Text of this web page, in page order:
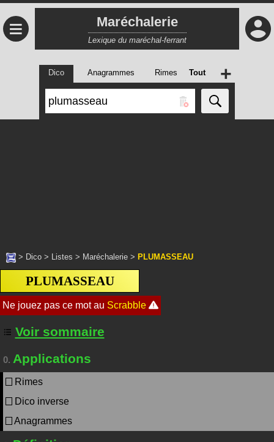
≡ Maréchalerie
Lexique du maréchal-ferrant
Dico Anagrammes Rimes Tout +
> Dico > Listes > Maréchalerie > PLUMASSEAU
PLUMASSEAU
Voir sommaire
0. Applications
Rimes
Dico inverse
Anagrammes